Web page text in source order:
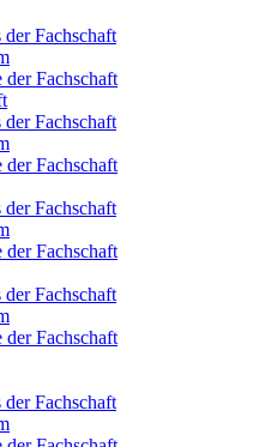
der Fachschaft
Fachschaft
der Fachschaft
Fachschaft
der Fachschaft
Fachschaft
der Fachschaft
Fachschaft
der Fachschaft